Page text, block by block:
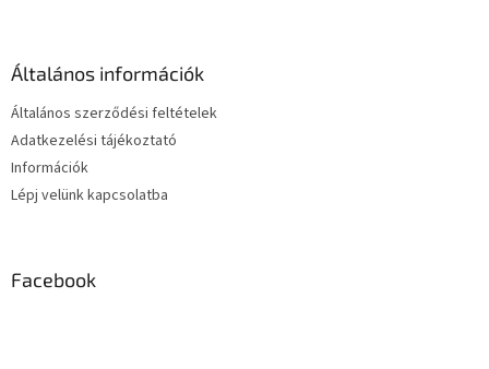
Általános információk
Általános szerződési feltételek
Adatkezelési tájékoztató
Információk
Lépj velünk kapcsolatba
Facebook